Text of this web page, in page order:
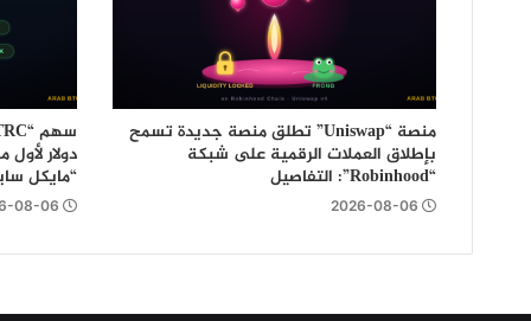
منصة “Uniswap” تطلق منصة جديدة تسمح
بإطلاق العملات الرقمية على شبكة
“Robinhood”: التفاصيل
2026-08-06
دولار
“مايكل
08-06